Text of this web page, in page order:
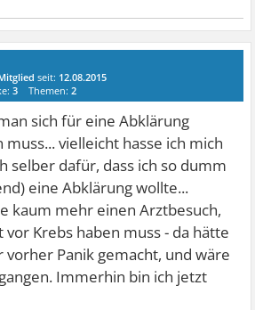
seit: 12.08.2015
3 Themen:2
sich für eine Abklärung
vielleicht hasse ich mich
selber dafür, dass ich so dumm
eine Abklärung wollte...
kaum mehr einen Arztbesuch,
vor Krebs haben muss - da hätte
vorher Panik gemacht, und wäre
Immerhin bin ich jetzt